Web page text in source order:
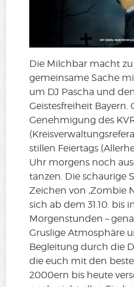
Die Milchbar macht
gemeinsame Sache
um DJ Pascha und
Geistesfreiheit
Genehmigung des
stillen Feiertags
Uhr morgens noch
tanzen. Die schaurige
Zeichen von ‚Zombie
sich ab dem 31.10. bis
Morgenstunden –
Gruslige Atmosphäre
Begleitung durch die
die euch mit den
2000ern bis heute